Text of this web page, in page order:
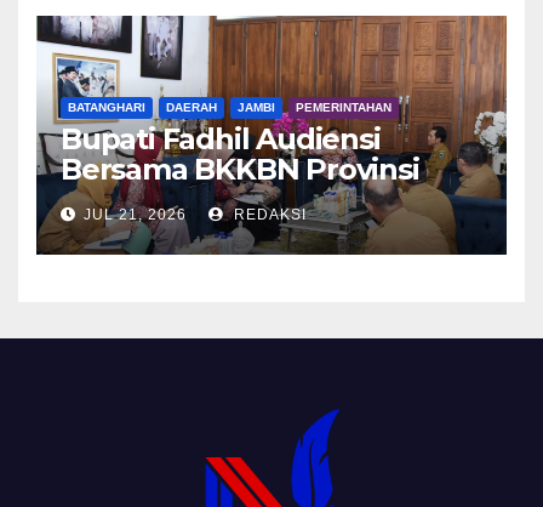
BATANGHARI DAERAH JAMBI PEMERINTAHAN
Bupati Fadhil Audiensi
Bersama BKKBN Provinsi
Jambi
JUL 21, 2026 REDAKSI